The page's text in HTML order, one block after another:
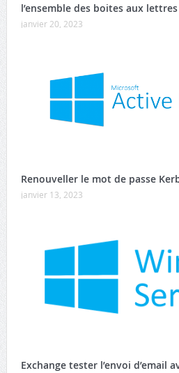
l’ensemble des boites aux lettres
janvier 20, 2023
Renouveller le mot de passe
janvier 13, 2023
Exchange tester l’envoi d’email